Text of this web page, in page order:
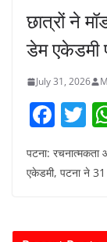
छात्रों ने
डेम एकेडमी
July 31, 2026
F
c
T
पटना: रचनात्मकता
एकेडमी, पटना ने